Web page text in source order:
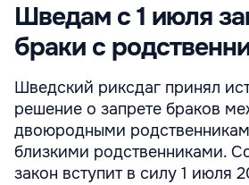
Шведам с 1 июля
браки с
Шведский риксдаг принял
решение о запрете браков
двоюродными
близкими родственниками.
закон вступит в силу 1 июля